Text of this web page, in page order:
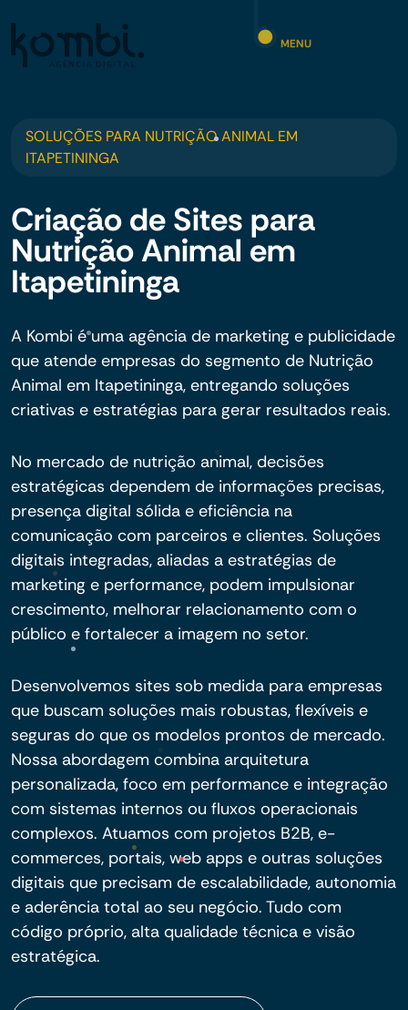
MENU
SOLUÇÕES PARA NUTRIÇÃO ANIMAL EM
ITAPETININGA
Criação de Sites para
Nutrição Animal em
Itapetininga
A Kombi é uma agência de marketing e publicidade
que atende empresas do segmento de Nutrição
Animal em Itapetininga, entregando soluções
criativas e estratégias para gerar resultados reais.
No mercado de nutrição animal, decisões
estratégicas dependem de informações precisas,
presença digital sólida e eficiência na
comunicação com parceiros e clientes. Soluções
digitais integradas, aliadas a estratégias de
marketing e performance, podem impulsionar
crescimento, melhorar relacionamento com o
público e fortalecer a imagem no setor.
Desenvolvemos sites sob medida para empresas
que buscam soluções mais robustas, flexíveis e
seguras do que os modelos prontos de mercado.
Nossa abordagem combina arquitetura
personalizada, foco em performance e integração
com sistemas internos ou fluxos operacionais
complexos. Atuamos com projetos B2B, e-
commerces, portais, web apps e outras soluções
digitais que precisam de escalabilidade, autonomia
e aderência total ao seu negócio. Tudo com
código próprio, alta qualidade técnica e visão
estratégica.